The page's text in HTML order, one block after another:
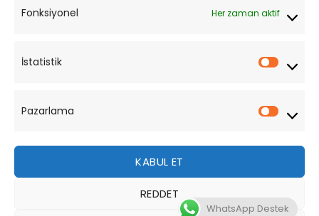
Fonksiyonel Her zaman aktif
İstatistik
Pazarlama
KABUL ET
REDDET
Sipariş Takibi
Bu site, size daha iyi bir tarama deneyimi sunmak için
çerezler kullanmaktadır. Bu web sitesinde gezinerek,
WhatsApp Destek